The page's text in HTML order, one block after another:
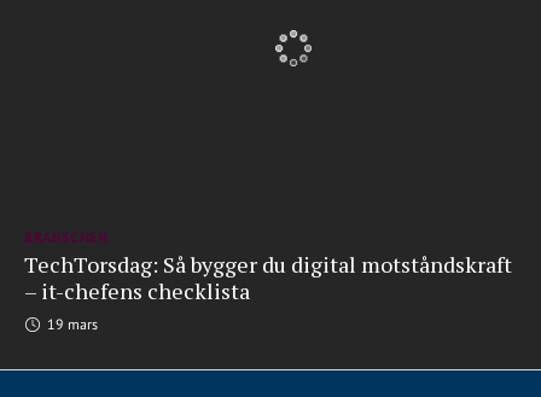
BRANSCHEN
TechTorsdag: Så bygger du digital motståndskraft
– it-chefens checklista
19 mars